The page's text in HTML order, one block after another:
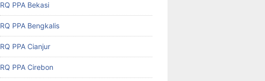
RQ PPA Bekasi
RQ PPA Bengkalis
RQ PPA Cianjur
RQ PPA Cirebon